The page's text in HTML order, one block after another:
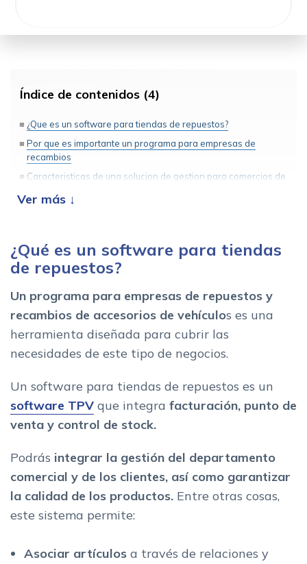
Índice de contenidos (4)
¿Que es un software para tiendas de repuestos?
Por que es importante un programa para empresas de
recambios
Caracteristicas de una solucion de gestion para comercios de
¿Qué es un software para tiendas
de repuestos?
Un programa para empresas de repuestos y
recambios de accesorios de vehículos es una
herramienta diseñada para cubrir las
necesidades de este tipo de negocios.
Un software para tiendas de repuestos es un
software TPV que integra facturación, punto de
venta y control de stock.
Podrás integrar la gestión del departamento
comercial y de los clientes, así como garantizar
la calidad de los productos. Entre otras cosas,
este sistema permite:
Asociar artículos a través de relaciones y